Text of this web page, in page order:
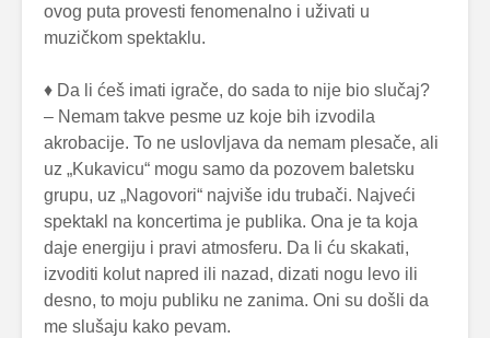
ovog puta provesti fenomenalno i uživati u
muzičkom spektaklu.
♦ Da li ćeš imati igrače, do sada to nije bio slučaj?
– Nemam takve pesme uz koje bih izvodila
akrobacije. To ne uslovljava da nemam plesače, ali
uz „Kukavicu“ mogu samo da pozovem baletsku
grupu, uz „Nagovori“ najviše idu trubači. Najveći
spektakl na koncertima je publika. Ona je ta koja
daje energiju i pravi atmosferu. Da li ću skakati,
izvoditi kolut napred ili nazad, dizati nogu levo ili
desno, to moju publiku ne zanima. Oni su došli da
me slušaju kako pevam.